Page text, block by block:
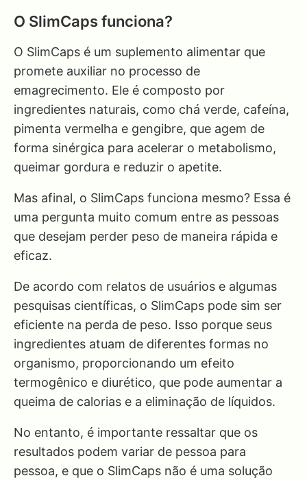
O SlimCaps funciona?
O SlimCaps é um suplemento alimentar que
promete auxiliar no processo de
emagrecimento. Ele é composto por
ingredientes naturais, como chá verde, cafeína,
pimenta vermelha e gengibre, que agem de
forma sinérgica para acelerar o metabolismo,
queimar gordura e reduzir o apetite.
Mas afinal, o SlimCaps funciona mesmo? Essa é
uma pergunta muito comum entre as pessoas
que desejam perder peso de maneira rápida e
eficaz.
De acordo com relatos de usuários e algumas
pesquisas científicas, o SlimCaps pode sim ser
eficiente na perda de peso. Isso porque seus
ingredientes atuam de diferentes formas no
organismo, proporcionando um efeito
termogênico e diurético, que pode aumentar a
queima de calorias e a eliminação de líquidos.
No entanto, é importante ressaltar que os
resultados podem variar de pessoa para
pessoa, e que o SlimCaps não é uma solução